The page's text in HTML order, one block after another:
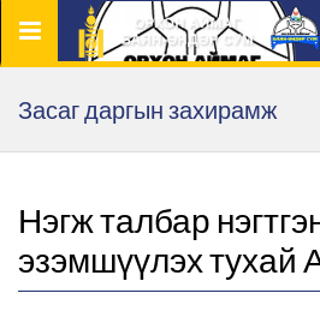
Цэс
Засаг даргын захирамж
Нэгж талбар
эзэмшүүлэх тухай